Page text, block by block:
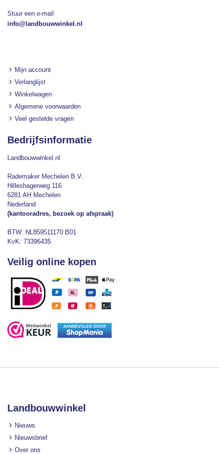
Stuur een e-mail
info@landbouwwinkel.nl
Mijn account
Verlanglijst
Winkelwagen
Algemene voorwaarden
Veel gestelde vragen
Bedrijfsinformatie
Landbouwwinkel.nl
Rademaker Mechelen B.V.
Hilleshagerweg 116
6281 AH Mechelen
Nederland
(kantooradres, bezoek op afspraak)
BTW: NL859511170 B01
KvK: 73396435
Veilig online kopen
Landbouwwinkel
Nieuws
Nieuwsbrief
Over ons